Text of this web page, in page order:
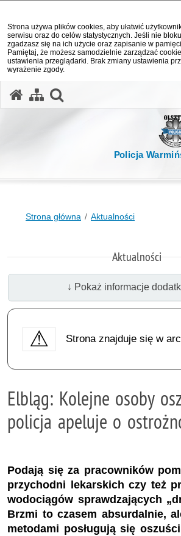
Strona używa plików cookies, aby ułatwić
serwisu oraz do celów statystycznych. Jeśli nie
zgadzasz się na ich użycie oraz zapisanie w
Pamiętaj, że możesz samodzielnie zarządzać
ustawienia przeglądarki. Brak zmiany ustawienia
wyrażenie zgody.
Policja
Strona główna Aktualności
Aktualności
↓ Pokaż informacje
Strona znajduje się w
Elbląg: Kolejne osoby
policja apeluje o
Podają się za pracowników
przychodni lekarskich czy też
wodociągów sprawdzających
Brzmi to czasem absurdalnie,
metodami posługują się